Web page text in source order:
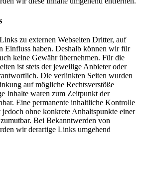
zu externen Webseiten Dritter, auf
Einfluss haben. Deshalb können wir für
keine Gewähr übernehmen. Für die
ist stets der jeweilige Anbieter oder
Die verlinkten Seiten wurden
auf mögliche Rechtsverstöße
Inhalte waren zum Zeitpunkt der
Eine permanente inhaltliche Kontrolle
ohne konkrete Anhaltspunkte einer
Bei Bekanntwerden von
wir derartige Links umgehend